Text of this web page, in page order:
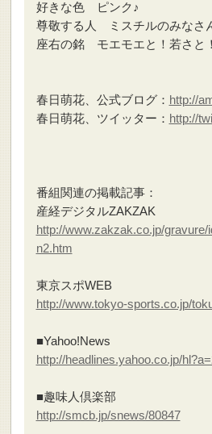
好きな色 ピンク♪
尊敬する人 ミスチルのみなさ
座右の銘 モエモエと！若さと
春日萌花、公式ブログ： http://
春日萌花、ツイッター： http://
番組関連の掲載記事：
産経デジタルZAKZAK
http://www.zakzak.co.jp/
n2.htm
東京スポWEB
http://www.tokyo-sports.co.jp/
■Yahoo!News
http://headlines.yahoo.co.jp/
■趣味人倶楽部
http://smcb.jp/snews/80847